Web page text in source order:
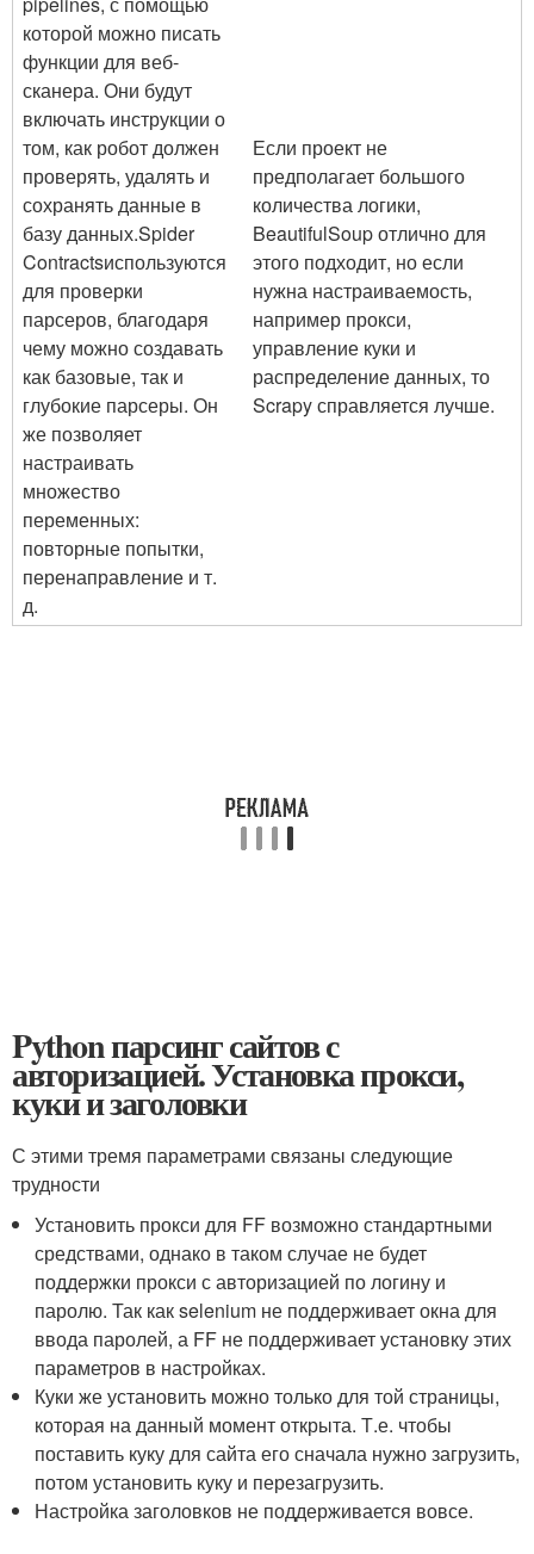
которой можно писать
функции для веб-
сканера. Они будут
включать инструкции о
том, как робот должен
проверять, удалять и
сохранять данные в
базу данных.Spider
Contractsиспользуются
для проверки
парсеров, благодаря
чему можно создавать
как базовые, так и
глубокие парсеры. Он
же позволяет
настраивать
множество
переменных:
повторные попытки,
перенаправление и т.
д.
Если проект не
предполагает большого
количества логики,
BeautifulSoup отлично для
этого подходит, но если
нужна настраиваемость,
например прокси,
управление куки и
распределение данных, то
Scrapy справляется лучше.
Python парсинг сайтов с
авторизацией. Установка прокси,
куки и заголовки
С этими тремя параметрами связаны следующие
трудности
Установить прокси для FF возможно стандартными
средствами, однако в таком случае не будет
поддержки прокси с авторизацией по логину и
паролю. Так как selenium не поддерживает окна для
ввода паролей, а FF не поддерживает установку этих
параметров в настройках.
Куки же установить можно только для той страницы,
которая на данный момент открыта. Т.е. чтобы
поставить куку для сайта его сначала нужно загрузить,
потом установить куку и перезагрузить.
Настройка заголовков не поддерживается вовсе.